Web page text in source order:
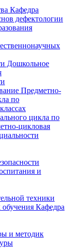
Кафедра
дефектологии
Дошкольное
Предметно-
по
цикла по
цикловая
и
техники
Кафедра
и методик